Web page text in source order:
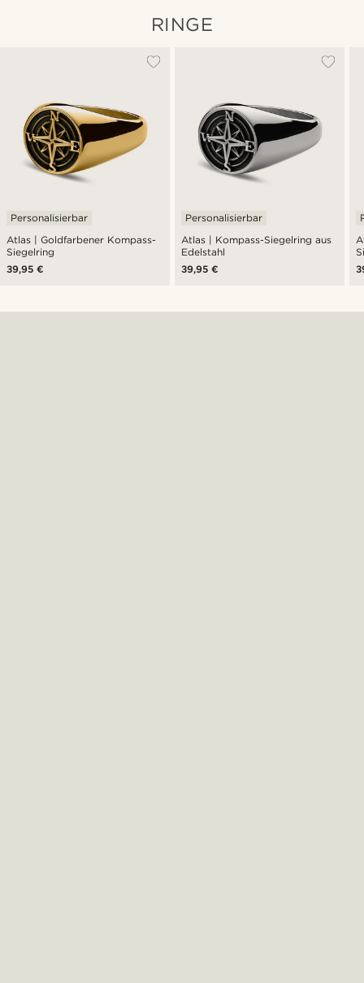
RINGE
Atlas | Goldfarbener Kompass-
Siegelring
Personalisierbar
39,95 €
Atlas | Kompass-Siegelring aus
Edelstahl
Personalisierbar
39,95 €